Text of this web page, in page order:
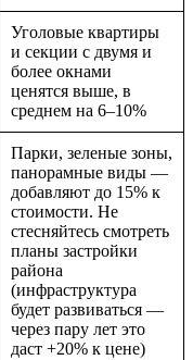
Уголовые квартиры
и секции с двумя и
более окнами
ценятся выше, в
среднем на 6–10%
Парки, зеленые зоны,
панорамные виды —
добавляют до 15% к
стоимости. Не
стесняйтесь смотреть
планы застройки
района
(инфраструктура
будет развиваться —
через пару лет это
даст +20% к цене)